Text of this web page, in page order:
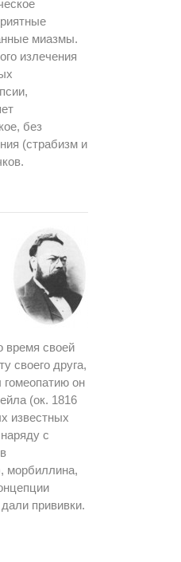
миазмы.
излечения
без
(страбизм и
время своей
своего друга,
он
(ок. 1816
известных
с
морбиллина,
прививки.